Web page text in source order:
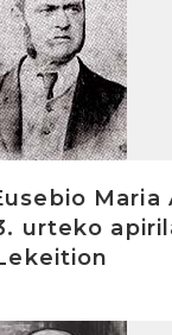
Maria
urteko